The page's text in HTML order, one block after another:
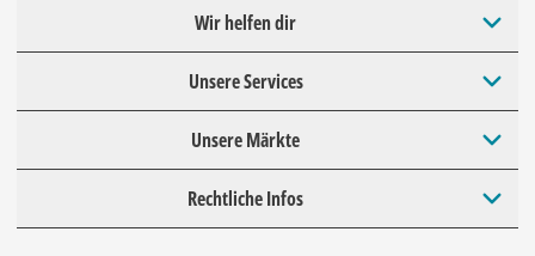
Wir helfen dir
Unsere Services
Unsere Märkte
Rechtliche Infos